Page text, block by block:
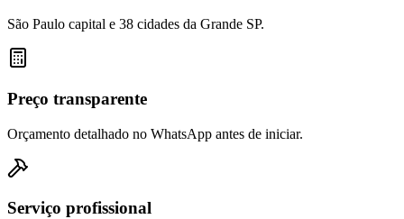
São Paulo capital e 38 cidades da Grande SP.
Preço transparente
Orçamento detalhado no WhatsApp antes de iniciar.
Serviço profissional